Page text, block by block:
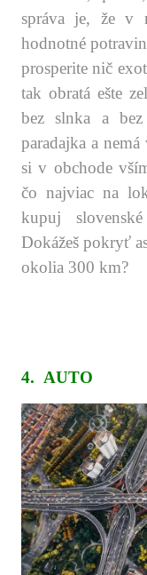
správa je, že v
hodnotné
prosperite nič
tak obratá ešte
bez slnka a
paradajka a
si v obchode
čo najviac na
kupuj
Dokážeš pokryť
okolia 300 km?
4. AUTO